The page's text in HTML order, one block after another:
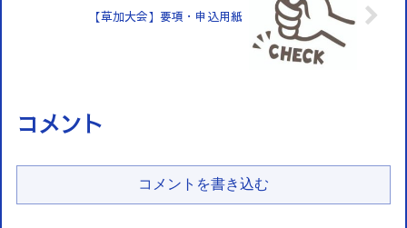
【草加大会】要項・申込用紙
コメント
コメントを書き込む